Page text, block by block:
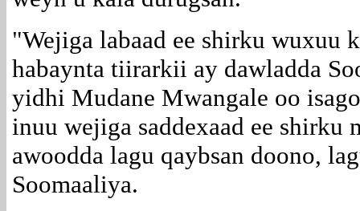
"Wejiga labaad ee shirku wuxuu
habaynta tiirarkii ay dawladda
yidhi Mudane Mwangale oo
inuu wejiga saddexaad ee shirku
awoodda lagu qaybsan doono,
Soomaaliya.